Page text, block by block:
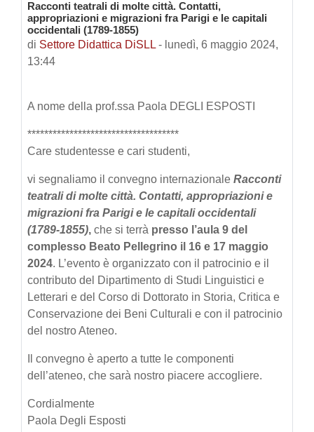
Racconti teatrali di molte città. Contatti,
appropriazioni e migrazioni fra Parigi e le capitali
occidentali (1789-1855)
di Settore Didattica DiSLL - lunedì, 6 maggio 2024,
13:44
Numero di risposte: 0
A nome della prof.ssa Paola DEGLI ESPOSTI
************************************
Care studentesse e cari studenti,
vi segnaliamo il convegno internazionale Racconti
teatrali di molte città. Contatti, appropriazioni e
migrazioni fra Parigi e le capitali occidentali
(1789-1855), che si terrà presso l’aula 9 del
complesso Beato Pellegrino il 16 e 17 maggio
2024. L’evento è organizzato con il patrocinio e il
contributo del Dipartimento di Studi Linguistici e
Letterari e del Corso di Dottorato in Storia, Critica e
Conservazione dei Beni Culturali e con il patrocinio
del nostro Ateneo.
Il convegno è aperto a tutte le componenti
dell’ateneo, che sarà nostro piacere accogliere.
Cordialmente
Paola Degli Esposti